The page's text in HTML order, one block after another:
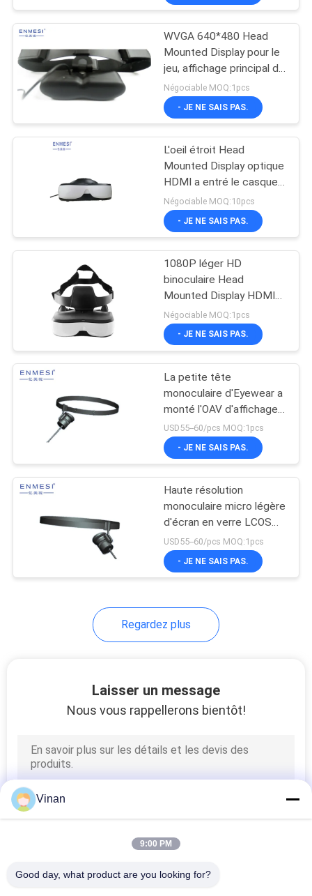
PLAN
DU
SITE
DE
CONFIDENTIALITÉ
WVGA 640*480 Head
Mounted Display pour le
jeu, affichage principal de
bâti de film durable
Négociable MOQ:1pcs
- JE NE SAIS PAS.
L'oeil étroit Head
Mounted Display optique
HDMI a entré le casque
du champ de vision VR
de l'affichage 50° de
double de HD
Négociable MOQ:10pcs
- JE NE SAIS PAS.
1080P léger HD
binoculaire Head
Mounted Display HDMI
avec le grand écran
Négociable MOQ:1pcs
- JE NE SAIS PAS.
La petite tête
monoculaire d'Eyewear a
monté l'OAV d'affichages
28 degrés avec le poids
du commerce dedans
USD55--60/pcs MOQ:1pcs
- JE NE SAIS PAS.
Haute résolution
monoculaire micro légère
d'écran en verre LCOS
de Head Mounted
Display
USD55--60/pcs MOQ:1pcs
- JE NE SAIS PAS.
Regardez plus
Laisser un message
Nous vous rappellerons bientôt!
Vinan
9:00 PM
Good day, what product are you looking for?